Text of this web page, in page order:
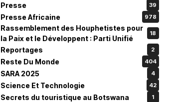
Presse 39
Presse Africaine 978
Rassemblement des Houphetistes pour
la Paix et le Développent : Parti Unifié
18
Reportages 2
Reste Du Monde 404
SARA 2025 4
Science Et Technologie 42
Secrets du touristique au Botswana 1